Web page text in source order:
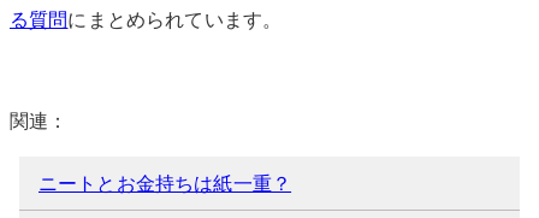
る質問にまとめられています。
関連：
ニートとお金持ちは紙一重？